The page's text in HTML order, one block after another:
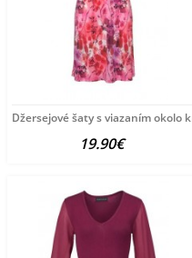
Džersejové šaty s viazaním okolo
19.90€